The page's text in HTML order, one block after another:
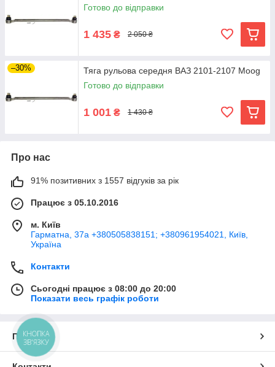
Готово до відправки
1 435 ₴ 2 050 ₴
–30%
Тяга рульова середня ВАЗ 2101-2107 Moog
Готово до відправки
1 001 ₴ 1 430 ₴
Про нас
91% позитивних з 1557 відгуків за рік
Працює з 05.10.2016
м. Київ
Гарматна, 37а +380505838151; +380961954021, Київ,
Україна
Контакти
Сьогодні працює з 08:00 до 20:00
Показати весь графік роботи
Про нас
КНОПКА
ЗВ'ЯЗКУ